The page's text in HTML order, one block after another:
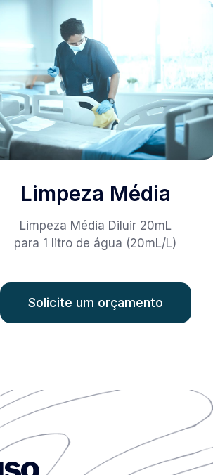
Limpeza Média
Limpeza Média Diluir 20mL
para 1 litro de água (20mL/L)
Solicite um orçamento